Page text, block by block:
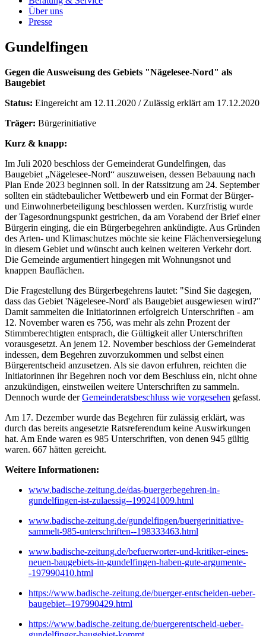
Über uns
Presse
Gundelfingen
Gegen die Ausweisung des Gebiets "Nägelesee-Nord" als
Baugebiet
Status: Eingereicht am 12.11.2020 / Zulässig erklärt am 17.12.2020
Träger: Bürgerinitiative
Kurz & knapp:
Im Juli 2020 beschloss der Gemeinderat Gundelfingen, das
Baugebiet „Nägelesee-Nord“ auszuweisen, dessen Bebauung nach
Plan Ende 2023 beginnen soll. In der Ratssitzung am 24. September
sollten ein städtebaulicher Wettbewerb und ein Format der Bürger-
und Einwohnerbeteiligung beschlossen werden. Kurzfristig wurde
der Tagesordnungspunkt gestrichen, da am Vorabend der Brief einer
Bürgerin einging, die ein Bürgerbegehren ankündigte. Aus Gründen
des Arten- und Klimaschutzes möchte sie keine Flächenversiegelung
in diesem Gebiet und wünscht auch keinen weiteren Verkehr dort.
Die Gemeinde argumentiert hingegen mit Wohnungsnot und
knappen Bauflächen.
Die Fragestellung des Bürgerbegehrens lautet: "Sind Sie dagegen,
dass das Gebiet 'Nägelesee-Nord' als Baugebiet ausgewiesen wird?"
Damit sammelten die Initiatorinnen erfolgreich Unterschriften - am
12. November waren es 756, was mehr als zehn Prozent der
Stimmberechtigten entsprach, die Gültigkeit aller Unterschriften
vorausgesetzt. An jenem 12. November beschloss der Gemeinderat
indessen, dem Begehren zuvorzukommen und selbst einen
Bürgerentscheid anzusetzen. Als sie davon erfuhren, reichten die
Initiatorinnen ihr Begehren noch vor dem Beschluss ein, nicht ohne
anzukündigen, einstweilen weitere Unterschriften zu sammeln.
Dennoch wurde derGemeinderatsbeschluss wie vorgesehen gefasst.
Am 17. Dezember wurde das Begehren für zulässig erklärt, was
durch das bereits angesetzte Ratsreferendum keine Auswirkungen
hat. Am Ende waren es 985 Unterschriften, von denen 945 gültig
waren. 667 hätten gereicht.
Weitere Informationen:
www.badische-zeitung.de/das-buergerbegehren-in-
gundelfingen-ist-zulaessig--199241009.html
www.badische-zeitung.de/gundelfingen/buergerinitiative-
sammelt-985-unterschriften--198333463.html
www.badische-zeitung.de/befuerworter-und-kritiker-eines-
neuen-baugebiets-in-gundelfingen-haben-gute-argumente-
-197990410.html
https://www.badische-zeitung.de/buerger-entscheiden-ueber-
baugebiet--197990429.html
https://www.badische-zeitung.de/buergerentscheid-ueber-